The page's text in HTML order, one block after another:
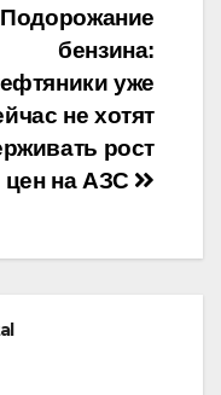
Подорожание
бензина:
уже
не хотят
рост
цен на АЗС